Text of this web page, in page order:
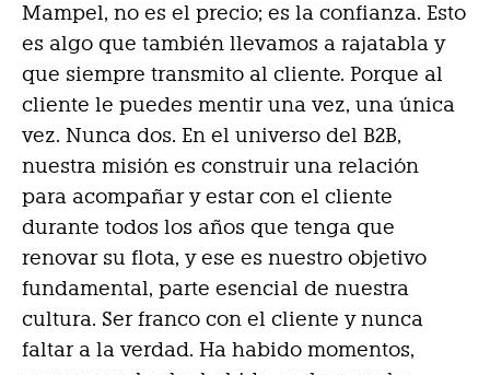
Mampel, no es el precio; es la confianza. Esto
es algo que también llevamos a rajatabla y
que siempre transmito al cliente. Porque al
cliente le puedes mentir una vez, una única
vez. Nunca dos. En el universo del B2B,
nuestra misión es construir una relación
para acompañar y estar con el cliente
durante todos los años que tenga que
renovar su flota, y ese es nuestro objetivo
fundamental, parte esencial de nuestra
cultura. Ser franco con el cliente y nunca
faltar a la verdad. Ha habido momentos,